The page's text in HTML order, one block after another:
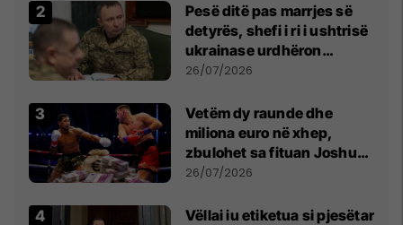
Pesë ditë pas marrjes së
detyrës, shefi i ri i ushtrisë
ukrainase urdhëron
kontroll të madh
26/07/2026
Vetëm dy raunde dhe
miliona euro në xhep,
zbulohet sa fituan Joshua
e Prenga
26/07/2026
Vëllai iu etiketua si pjesëtar